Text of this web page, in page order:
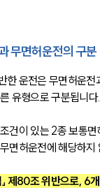
무면허운전의 구분
한 운전은 무면허운전
유형으로 구분됩니다.
건이 있는 2종 보통
면허운전에 해당하지
」 제80조 위반으로, 6